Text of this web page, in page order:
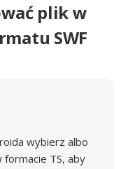
plik w
SWF
wybierz albo
formacie TS, aby